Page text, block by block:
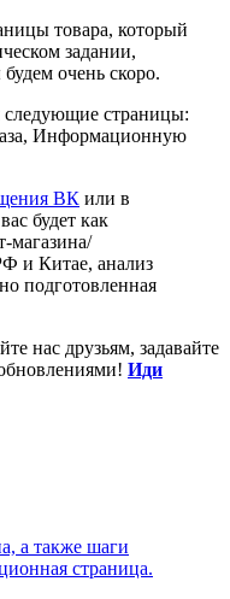
товара, который
задании,
очень скоро.
страницы:
Информационную
ВК или в
будет как
магазина/
и Китае, анализ
подготовленная
нас друзьям, задавайте
Иди
а также шаги
страница.